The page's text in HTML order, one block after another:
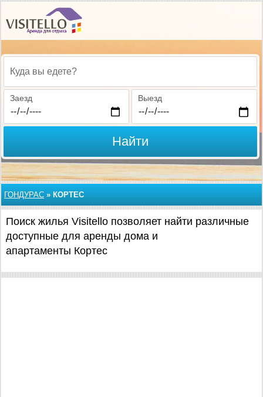
Куда вы едете?
Заезд Выезд
Найти
ГОНДУРАС » КОРТЕС
Поиск жилья Visitello позволяет найти различные
доступные для аренды дома и
апартаменты Кортес